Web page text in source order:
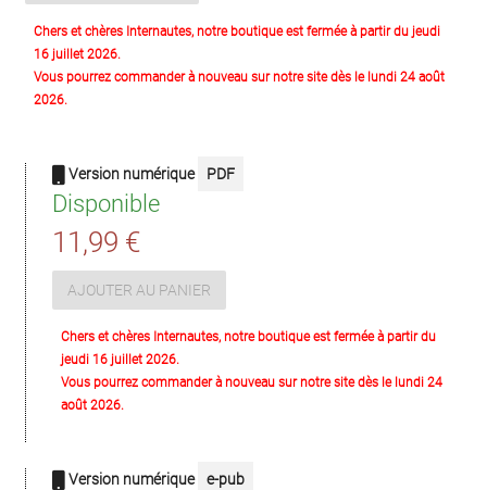
Chers et chères Internautes, notre boutique est fermée à partir du jeudi
16 juillet 2026.
Vous pourrez commander à nouveau sur notre site dès le lundi 24 août
2026.
Version numérique PDF
Disponible
11,99 €
AJOUTER AU PANIER
Chers et chères Internautes, notre boutique est fermée à partir du
jeudi 16 juillet 2026.
Vous pourrez commander à nouveau sur notre site dès le lundi 24
août 2026.
Version numérique e-pub